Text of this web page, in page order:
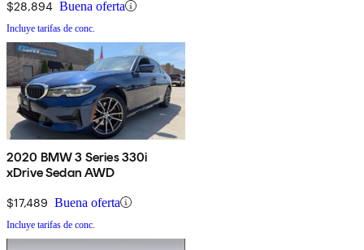
$28,894 Buena oferta
Incluye tarifas de conc.
2020 BMW 3 Series 330i
xDrive Sedan AWD
$17,489 Buena oferta
Incluye tarifas de conc.